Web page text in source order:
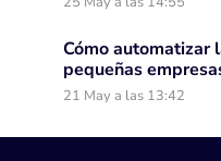
Cómo automatizar
pequeñas
21 May a las 13:42